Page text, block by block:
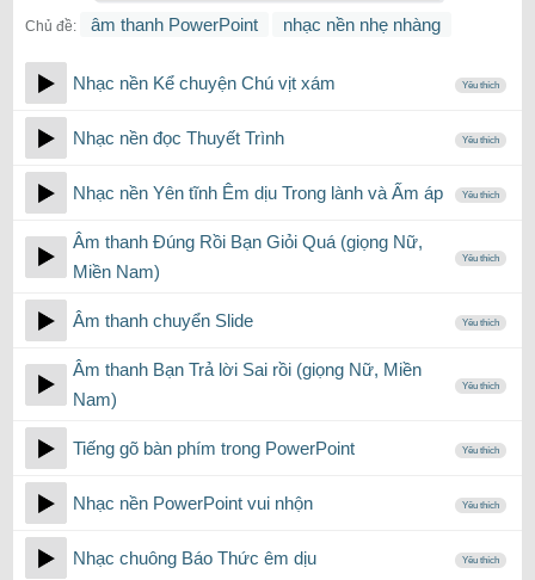
Chủ đề: âm thanh PowerPoint nhạc nền nhẹ nhàng
Nhạc nền Kể chuyện Chú vịt xám Yêu thích
Nhạc nền đọc Thuyết Trình Yêu thích
Nhạc nền Yên tĩnh Êm dịu Trong lành và Ấm áp Yêu thích
Âm thanh Đúng Rồi Bạn Giỏi Quá (giọng Nữ,
Miền Nam)
Yêu thích
Âm thanh chuyển Slide Yêu thích
Âm thanh Bạn Trả lời Sai rồi (giọng Nữ, Miền
Nam)
Yêu thích
Tiếng gõ bàn phím trong PowerPoint Yêu thích
Nhạc nền PowerPoint vui nhộn Yêu thích
Nhạc chuông Báo Thức êm dịu Yêu thích